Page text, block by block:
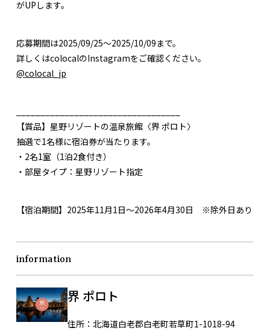
がUPします。
応募期間は2025/09/25〜2025/10/09まで。
詳しくはcolocalのInstagramをご確認ください。
@colocal_jp
【賞品】星野リゾートの温泉旅館〈界 ポロト〉
抽選で1名様に宿泊券が当たります。
・2名1室（1泊2食付き）
・部屋タイプ：星野リゾート指定
【宿泊期間】2025年11月1日～2026年4月30日 ※除外日あり
information
界 ポロト
住所： 北海道白老郡白老町若草町1-1018-94